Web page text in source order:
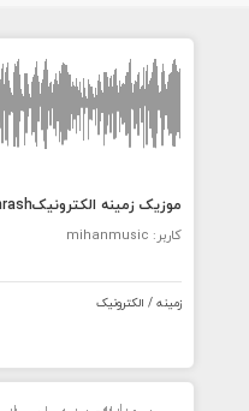
موزیک زمینه الکترونیکThrash
کاربر: mihanmusic
زمینه / الکترونیک